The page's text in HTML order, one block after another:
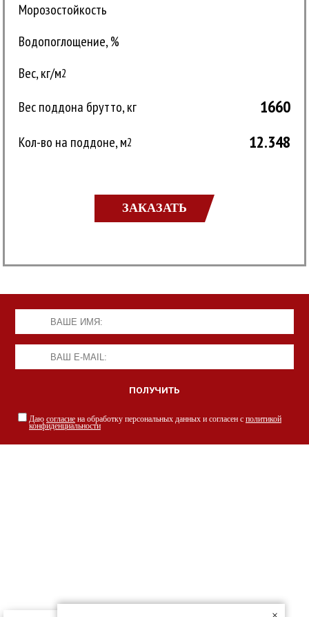
Морозостойкость
Водопоглощение, %
Вес, кг/м2
Вес поддона брутто, кг 1660
Кол-во на поддоне, м2 12.348
ЗАКАЗАТЬ
Даю согласие на обработку персональных данных и согласен с политикой
конфиденциальности